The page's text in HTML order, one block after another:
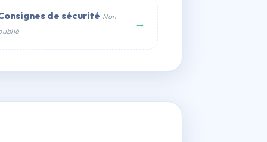
de sécurité Non
→